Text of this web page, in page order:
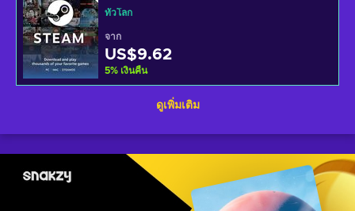
ทั่วโลก
จาก
US$9.62
5% เงินคืน
ดูเพิ่มเติม